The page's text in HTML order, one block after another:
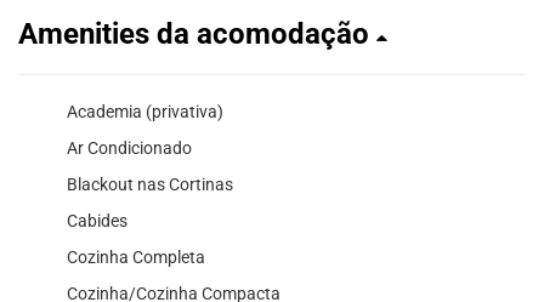
Amenities da acomodação
Academia (privativa)
Ar Condicionado
Blackout nas Cortinas
Cabides
Cozinha Completa
Cozinha/Cozinha Compacta